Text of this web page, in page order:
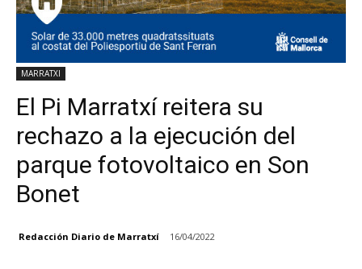
MARRATXI
El Pi Marratxí reitera su
rechazo a la ejecución del
parque fotovoltaico en Son
Bonet
Redacción Diario de Marratxí 16/04/2022